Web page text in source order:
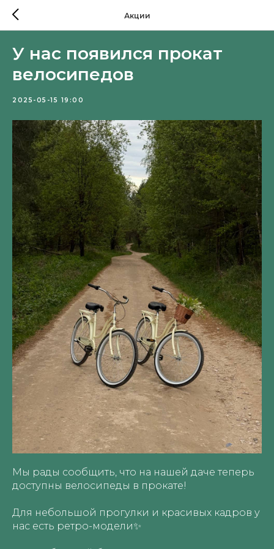
Акции
У нас появился прокат
велосипедов
2025-05-15 19:00
Мы рады сообщить, что на нашей даче теперь
доступны велосипеды в прокате!
Для небольшой прогулки и красивых кадров у
нас есть ретро-модели✨